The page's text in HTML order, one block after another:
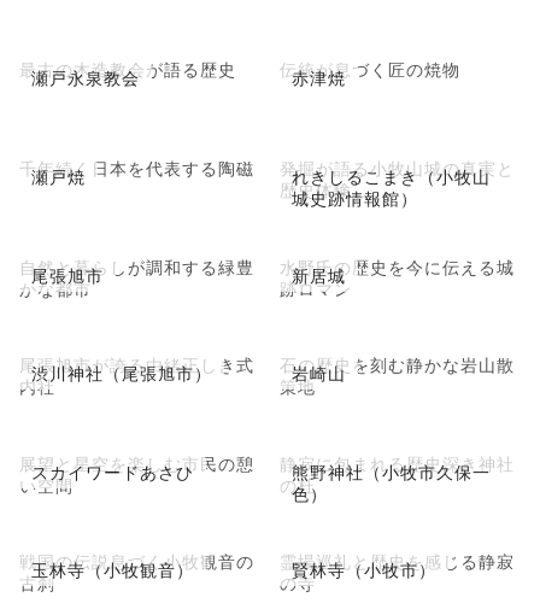
瀬戸永泉教会
最古の木造教会が語る歴史 赤津焼
伝統が息づく匠の焼物
瀬戸焼
千年続く日本を代表する陶磁
れきしるこまき（小牧山
城史跡情報館）
発掘が語る小牧山城の真実と
歴史体験
尾張旭市
自然と暮らしが調和する緑豊
かな都市
新居城
水野氏の歴史を今に伝える城
跡ロマン
渋川神社（尾張旭市）
尾張旭市が誇る由緒正しき式
内社
岩崎山
石の歴史を刻む静かな岩山散
策地
スカイワードあさひ
展望と星空を楽しむ市民の憩
い空間
熊野神社（小牧市久保一
色）
静寂に包まれる歴史深き神社
の杜
玉林寺（小牧観音）
戦国の伝説息づく小牧観音の
古刹
賢林寺（小牧市）
霊場巡礼と歴史を感じる静寂
の寺